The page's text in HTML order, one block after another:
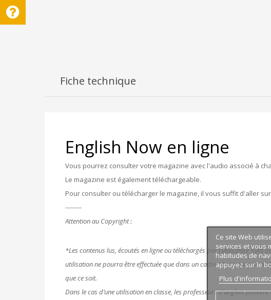
Fiche technique
English Now en ligne
Vous pourrez consulter votre magazine avec l'audio associé à
Le magazine est également téléchargeable.
Pour consulter ou télécharger le magazine, il vous suffit d'aller
--------
Attention au Copyright :
*Les contenus lus, écoutés en ligne ou téléchargés par l’utilisateur
utilisation ne pourra être effectuée que dans un cadre strictement
que ce soit.
Dans le cas d’une utilisation en classe, les professeurs d’anglais
Ce site Web
services et vous
habitudes de
appuyez sur le
Plus